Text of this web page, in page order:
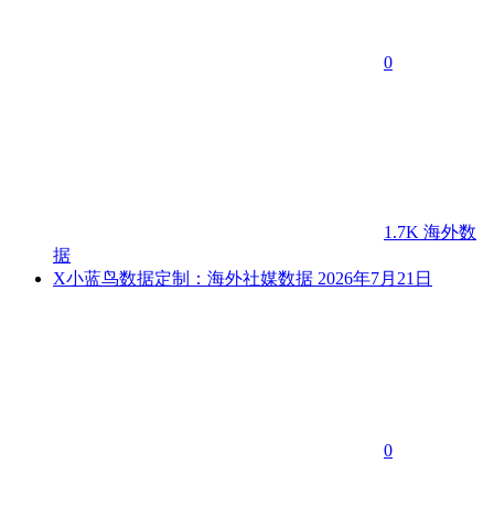
0
1.7K 海外数
据
X小蓝鸟数据定制：海外社媒数据 2026年7月21日
0